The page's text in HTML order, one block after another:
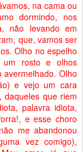
na cama ou
dormindo, nos
não levando em
que, vamos ser
Olho no espelho
um rosto e olhos
Olho
e vejo um cara
daqueles que riem
palavra idiota,
e esse choro
me abandonou
vez comigo),